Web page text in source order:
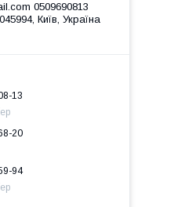
0509690813
Київ, Україна
13
20
94